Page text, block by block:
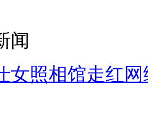
闻
女照相馆走红网